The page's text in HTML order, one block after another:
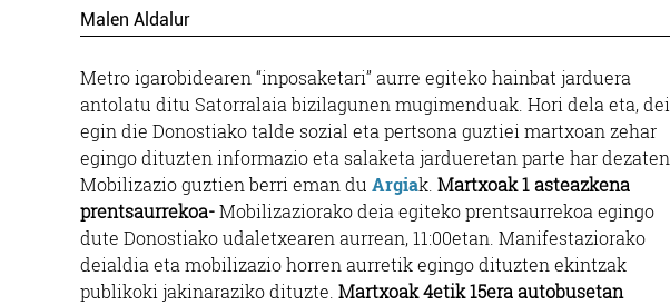
Malen Aldalur
Metro igarobidearen “inposaketari” aurre egiteko hainbat jarduera
antolatu ditu Satorralaia bizilagunen mugimenduak. Hori dela eta, dei
egin die Donostiako talde sozial eta pertsona guztiei martxoan zehar
egingo dituzten informazio eta salaketa jardueretan parte har dezaten.
Mobilizazio guztien berri eman du Argiak. Martxoak 1 asteazkena
prentsaurrekoa-Mobilizaziorako deia egiteko prentsaurrekoa egingo
dute Donostiako udaletxearen aurrean, 11:00etan. Manifestaziorako
deialdia eta mobilizazio horren aurretik egingo dituzten ekintzak
publikoki jakinaraziko dituzte. Martxoak 4etik 15era autobusetan